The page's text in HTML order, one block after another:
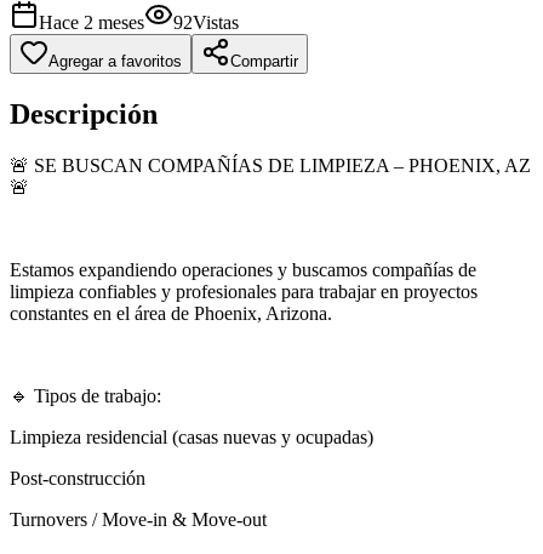
Hace 2 meses
92Vistas
Agregar a favoritos Compartir
Descripción
🚨 SE BUSCAN COMPAÑÍAS DE LIMPIEZA – PHOENIX, AZ
🚨
Estamos expandiendo operaciones y buscamos compañías de
limpieza confiables y profesionales para trabajar en proyectos
constantes en el área de Phoenix, Arizona.
🔹 Tipos de trabajo:
Limpieza residencial (casas nuevas y ocupadas)
Post-construcción
Turnovers / Move-in & Move-out